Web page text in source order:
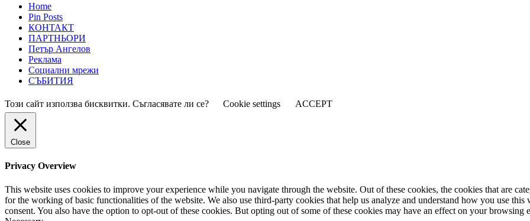
Home
Pin Posts
КОНТАКТ
ПАРТНЬОРИ
Петър Ангелов
Реклама
Социални мрежи
СЪБИТИЯ
Този сайт използва бисквитки. Съгласявате ли се? Cookie settings ACCEPT
Close
Privacy Overview
This website uses cookies to improve your experience while you navigate through the website. Out of these cookies, the cookies that are
for the working of basic functionalities of the website. We also use third-party cookies that help us analyze and understand how you use
consent. You also have the option to opt-out of these cookies. But opting out of some of these cookies may have an effect on your browsing